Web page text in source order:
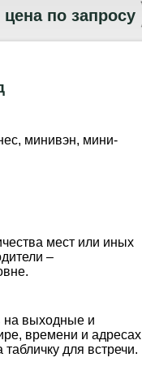
цена по запросу
минивэн, мини-
мест или иных
–
на выходные и
времени и адресах
для встречи.